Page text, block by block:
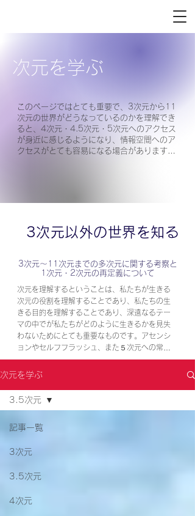
次元を学ぶ
このページではとても重要で、3次元から11
次元の世界がどうなっているのかを理解でき
ると、4次元・4.5次元・5次元へのアクセス
が身近に感じるようになり、情報空間へのア
クセスがとても容易になる場合があります。
荷物が少なくとも1つは降ろせるはずです。
3次元以外の世界を知る
3次元〜11次元までの多次元に関する考察と
1次元・2次元の再定義について
次元を理解するということは、私たちが生きる
次元の役割を理解することであり、私たちの生
きる目的を理解することであり、深遠なるテー
マの中でが私たちがどのように生きるかを見失
わないためにとても重要なものです。アセンシ
ョンやセルフフラッシュ、また５次元への常時
アクセスの本当の意味は言語化すればわかるこ
とですが、頭ではわかっていても腑に落ちて自
てなんだろう？あの世ってなんだろう？神様っ
何のために生きてるんだろう？今まで頭の中で
意味はなんだったのだろう。それらすべての疑
す。１つ１つの言葉の本質を理解しながら想像
次元を学ぶ
記事一覧
3次元
3.5次元
4次元
3.5次元